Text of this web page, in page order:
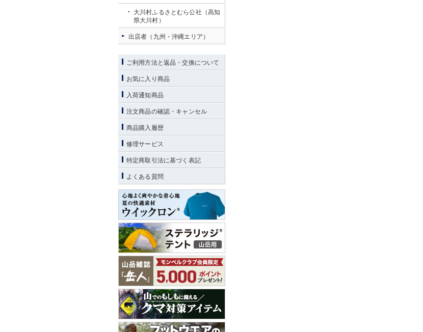
大川村ふるさとむら公社（高知
県大川村）
出店者（九州・沖縄エリア）
ご利用方法と返品・交換について
お気に入り商品
入荷通知商品
注文商品の確認・キャンセル
商品購入履歴
修理サービス
特定商取引法に基づく表記
よくある質問